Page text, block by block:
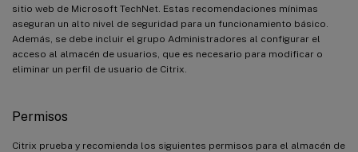
sitio web de Microsoft TechNet. Estas recomendaciones mínimas
aseguran un alto nivel de seguridad para un funcionamiento básico.
Además, se debe incluir el grupo Administradores al configurar el
acceso al almacén de usuarios, que es necesario para modificar o
eliminar un perfil de usuario de Citrix.
Permisos
Citrix prueba y recomienda los siguientes permisos para el almacén de